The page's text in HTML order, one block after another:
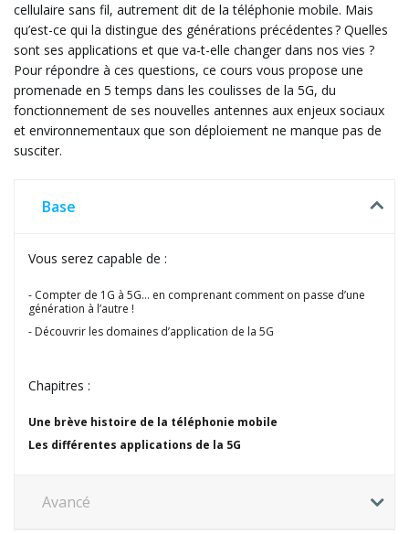
cellulaire sans fil, autrement dit de la téléphonie mobile. Mais
qu’est-ce qui la distingue des générations précédentes ? Quelles
sont ses applications et que va-t-elle changer dans nos vies ?
Pour répondre à ces questions, ce cours vous propose une
promenade en 5 temps dans les coulisses de la 5G, du
fonctionnement de ses nouvelles antennes aux enjeux sociaux
et environnementaux que son déploiement ne manque pas de
susciter.
Base
Vous serez capable de :
Compter de 1G à 5G… en comprenant comment on passe d’une
génération à l’autre !
Découvrir les domaines d’application de la 5G
Chapitres :
Une brève histoire de la téléphonie mobile
Les différentes applications de la 5G
Avancé